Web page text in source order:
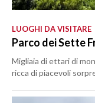
LUOGHI DA VISITARE
Parco dei Sette
Migliaia di ettari di
ricca di piacevoli